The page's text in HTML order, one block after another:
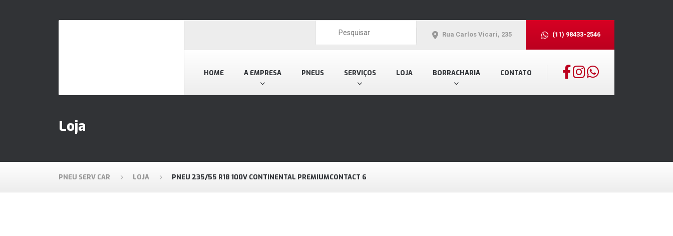
HOME A EMPRESA PNEUS SERVIÇOS LOJA BORRACHARIA CONTATO
Rua Carlos Vicari, 235 (11) 98433-2546
Loja
PNEU SERV CAR LOJA PNEU 235/55 R18 100V CONTINENTAL PREMIUMCONTACT 6